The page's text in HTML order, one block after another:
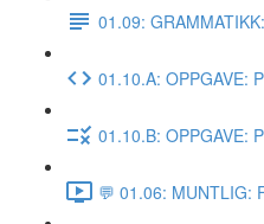
01.09:
01.10.A: OPPGAVE:
01.10.B: OPPGAVE:
💬 01.06: MUNTLIG: